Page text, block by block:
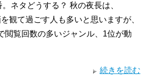
ネタどうする？ 秋の夜長は、
観て過ごす人も多いと思いますが、
閲覧回数の多いジャンル、1位が動
続きを読む